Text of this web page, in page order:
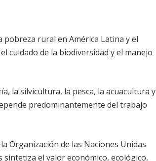
rural en América Latina y el
cuidado de la biodiversidad y el manejo
la silvicultura, la pesca, la acuacultura y
predominantemente del trabajo
Organización de las Naciones Unidas
el valor económico, ecológico,